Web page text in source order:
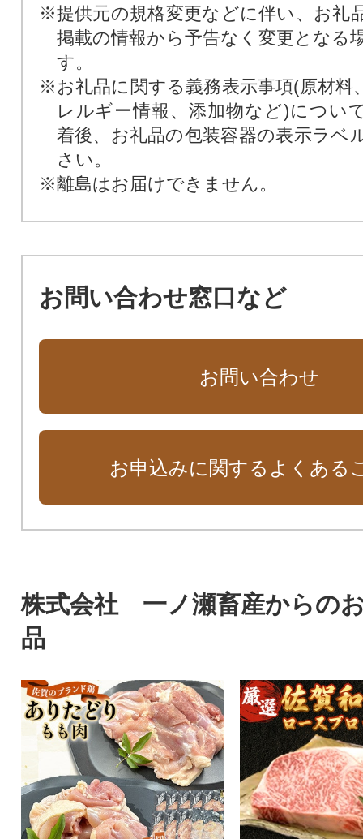
※提供元の規格変更などに伴い、お礼
掲載の情報から予告なく変更となる
す。
※お礼品に関する義務表示事項(原材料
レルギー情報、添加物など)につい
着後、お礼品の包装容器の表示ラベ
さい。
※離島はお届けできません。
お問い合わせ窓口など
お問い合わせ
お申込みに関するよくある
株式会社 一ノ瀬畜産からの
品